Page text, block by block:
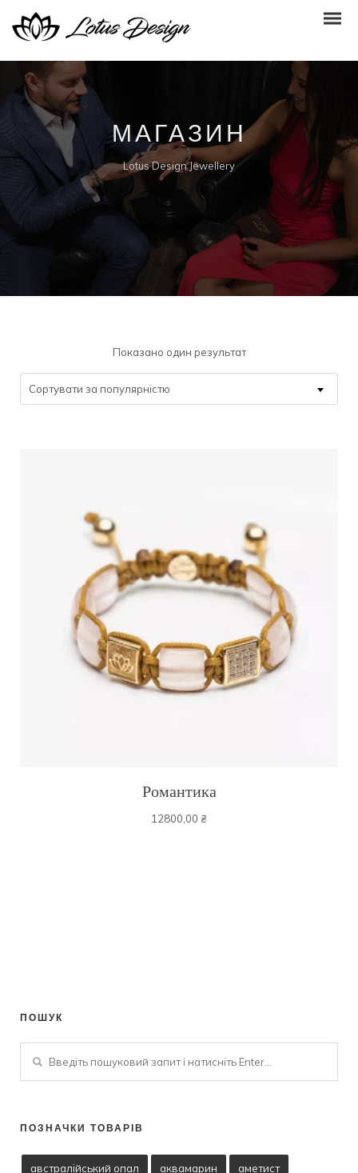
МАГАЗИН
Lotus Design Jewellery
Показано один результат
Сортувати за популярністю
Романтика
12800,00 ₴
ПОШУК
ПОЗНАЧКИ ТОВАРІВ
австралійський опал аквамарин аметист